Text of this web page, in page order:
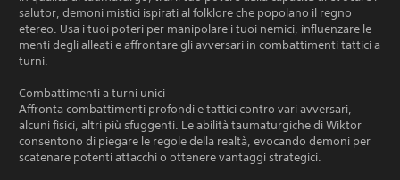
salutor, demoni mistici ispirati al folklore che popolano il regno
etereo. Usa i tuoi poteri per manipolare i tuoi nemici, influenzare le
menti degli alleati e affrontare gli avversari in combattimenti tattici a
turni.
Combattimenti a turni unici
Affronta combattimenti profondi e tattici contro vari avversari,
alcuni fisici, altri più sfuggenti. Le abilità taumaturgiche di Wiktor
consentono di piegare le regole della realtà, evocando demoni per
scatenare potenti attacchi o ottenere vantaggi strategici.